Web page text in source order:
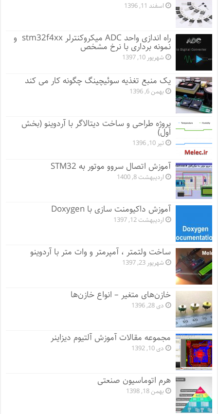
اسفند 11, 1396
راه اندازی واحد ADC میکروکنترلر stm32f4xx و
نمونه برداری با نرخ مشخص
شهریور 10, 1397
یک منبع تغذیه سوئیچینگ چگونه کار می کند
بهمن 6, 1396
پروژه طراحی و ساخت دیتالاگر با آردوینو (بخش
اول)
تیر 10, 1396
آموزش اتصال سروو موتور به STM32
اردیبهشت 8, 1400
آموزش داکیومنت سازی با Doxygen
اردیبهشت 12, 1397
ساخت ولتمتر ، آمپرمتر و وات متر با آردوینو
شهریور 23, 1397
خازن‌های متغیر – انواع خازن‌ها
دی 28, 1396
مجموعه مقالات آموزش آلتیوم دیزاینر
دی 10, 1392
هرم اتوماسیون صنعتی
بهمن 18, 1398